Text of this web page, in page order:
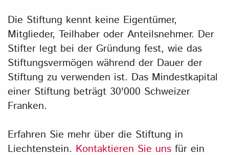
Die Stiftung kennt keine Eigentümer,
Mitglieder, Teilhaber oder Anteilsnehmer. Der
Stifter legt bei der Gründung fest, wie das
Stiftungsvermögen während der Dauer der
Stiftung zu verwenden ist. Das Mindestkapital
einer Stiftung beträgt 30'000 Schweizer
Franken.
Erfahren Sie mehr über die Stiftung in
Liechtenstein. Kontaktieren Sie uns für ein